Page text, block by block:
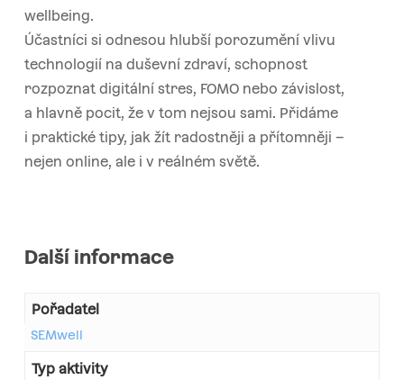
wellbeing.
Účastníci si odnesou hlubší porozumění vlivu
technologií na duševní zdraví, schopnost
rozpoznat digitální stres, FOMO nebo závislost,
a hlavně pocit, že v tom nejsou sami. Přidáme
i praktické tipy, jak žít radostněji a přítomněji –
nejen online, ale i v reálném světě.
Další informace
Pořadatel
SEMwell
Typ aktivity